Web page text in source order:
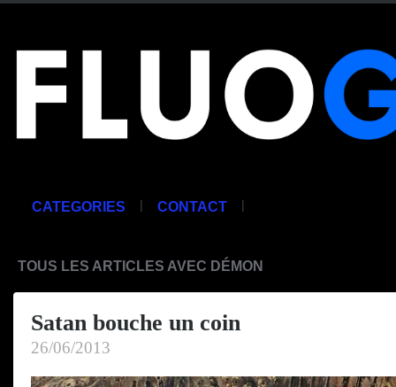
CATEGORIES | CONTACT |
TOUS LES ARTICLES AVEC DÉMON
Satan bouche un coin
26/06/2013